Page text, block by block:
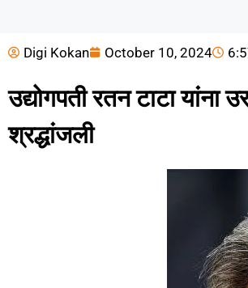
Digi Kokan October 10, 2024
उद्योगपती रतन टाटा यांना
श्रद्धांजली